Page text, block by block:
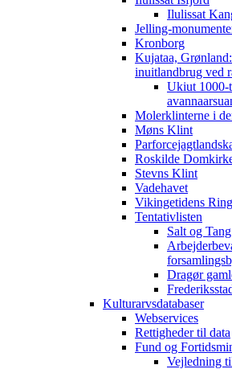
Ilulissat
Jelling-
Kronborg
Kujataa,
inuitlandbrug ved
Ukiut 1000-t
Molerklinterne i
Møns Klint
Roskilde
Stevns Klint
Vadehavet
Vikingetidens
Tentativlisten
Salt og
Dragør
Kulturarvsdatabaser
Webservices
Rettigheder til data
Fund og
Vejledning